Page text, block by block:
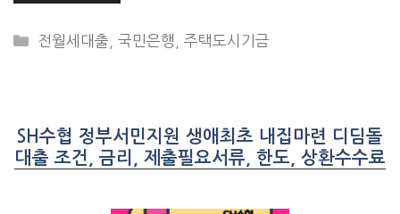
CATEGORIES
전월세대출 ,국민은행 ,주택도시기금
SH수협 정부서민지원 생애최초 내집마련 디딤돌
대출 조건, 금리, 제출필요서류, 한도, 상환수수료